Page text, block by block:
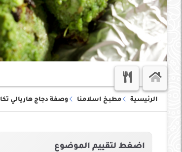
الرئيسية مطبخ اسلامنا وصفة دجاج هاريالي تكا
اضغط لتقييم الموضوع